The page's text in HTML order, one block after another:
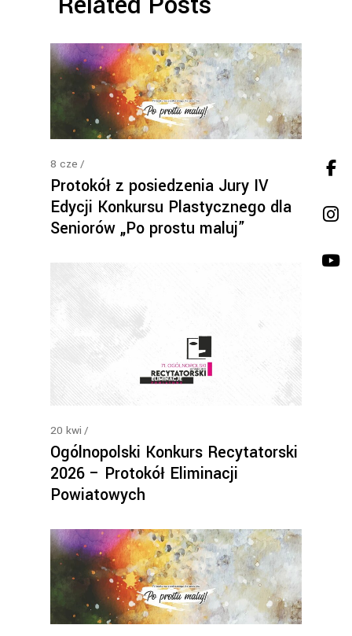
8 cze
Protokół z posiedzenia Jury IV
Edycji Konkursu Plastycznego dla
Seniorów „Po prostu maluj”
20 kwi
Ogólnopolski Konkurs Recytatorski
2026 – Protokół Eliminacji
Powiatowych